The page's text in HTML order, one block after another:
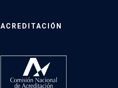
ACREDITACIÓN